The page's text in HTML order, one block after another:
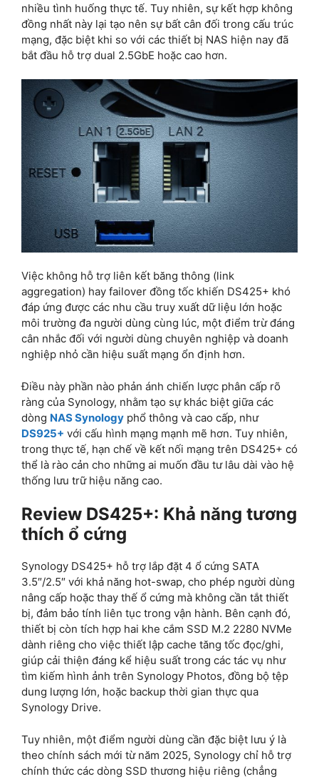
nhiều tình huống thực tế. Tuy nhiên, sự kết hợp không
đồng nhất này lại tạo nên sự bất cân đối trong cấu trúc
mạng, đặc biệt khi so với các thiết bị NAS hiện nay đã
bắt đầu hỗ trợ dual 2.5GbE hoặc cao hơn.
Việc không hỗ trợ liên kết băng thông (link
aggregation) hay failover đồng tốc khiến DS425+ khó
đáp ứng được các nhu cầu truy xuất dữ liệu lớn hoặc
môi trường đa người dùng cùng lúc, một điểm trừ đáng
cân nhắc đối với người dùng chuyên nghiệp và doanh
nghiệp nhỏ cần hiệu suất mạng ổn định hơn.
Điều này phần nào phản ánh chiến lược phân cấp rõ
ràng của Synology, nhằm tạo sự khác biệt giữa các
dòng NAS Synology phổ thông và cao cấp, như
DS925+ với cấu hình mạng mạnh mẽ hơn. Tuy nhiên,
trong thực tế, hạn chế về kết nối mạng trên DS425+ có
thể là rào cản cho những ai muốn đầu tư lâu dài vào hệ
thống lưu trữ hiệu năng cao.
Review DS425+: Khả năng tương
thích ổ cứng
Synology DS425+ hỗ trợ lắp đặt 4 ổ cứng SATA
3.5″/2.5″ với khả năng hot-swap, cho phép người dùng
nâng cấp hoặc thay thế ổ cứng mà không cần tắt thiết
bị, đảm bảo tính liên tục trong vận hành. Bên cạnh đó,
thiết bị còn tích hợp hai khe cắm SSD M.2 2280 NVMe
dành riêng cho việc thiết lập cache tăng tốc đọc/ghi,
giúp cải thiện đáng kể hiệu suất trong các tác vụ như
tìm kiếm hình ảnh trên Synology Photos, đồng bộ tệp
dung lượng lớn, hoặc backup thời gian thực qua
Synology Drive.
Tuy nhiên, một điểm người dùng cần đặc biệt lưu ý là
theo chính sách mới từ năm 2025, Synology chỉ hỗ trợ
chính thức các dòng SSD thương hiệu riêng (chẳng